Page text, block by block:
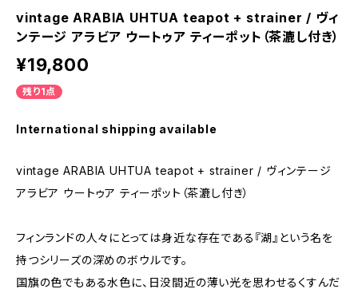
vintage ARABIA UHTUA teapot + strainer / ヴィ
ンテージ アラビア ウートゥア ティーポット（茶漉し付き）
¥19,800
残り1点
International shipping available
vintage ARABIA UHTUA teapot + strainer / ヴィンテージ
アラビア ウートゥア ティーポット（茶漉し付き）
フィンランドの人々にとっては身近な存在である『湖』という名を
持つシリーズの深めのボウルです。
国旗の色でもある水色に、日没間近の薄い光を思わせるくすんだ